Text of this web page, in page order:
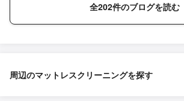
全202件のブログを読む
周辺のマットレスクリーニングを探す